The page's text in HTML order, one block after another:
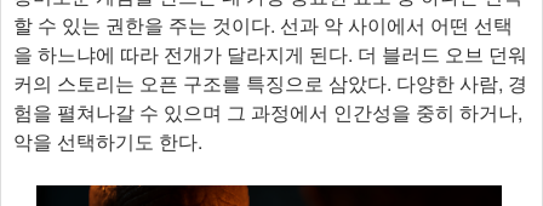
할 수 있는 권한을 주는 것이다. 선과 악 사이에서 어떤 선택
을 하느냐에 따라 전개가 달라지게 된다. 더 블러드 오브 던워
커의 스토리는 오픈 구조를 특징으로 삼았다. 다양한 사람, 경
험을 펼쳐나갈 수 있으며 그 과정에서 인간성을 중히 하거나,
악을 선택하기도 한다.